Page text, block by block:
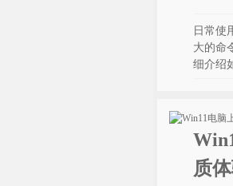
日常使
大的命
细介绍
质